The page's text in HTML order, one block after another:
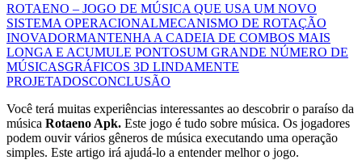
ROTAENO – JOGO DE MÚSICA QUE USA UM NOVO
SISTEMA OPERACIONALMECANISMO DE ROTAÇÃO
INOVADORMANTENHA A CADEIA DE COMBOS MAIS
LONGA E ACUMULE PONTOSUM GRANDE NÚMERO DE
MÚSICASGRÁFICOS 3D LINDAMENTE
PROJETADOSCONCLUSÃO
Você terá muitas experiências interessantes ao descobrir o paraíso da
música Rotaeno Apk. Este jogo é tudo sobre música. Os jogadores
podem ouvir vários gêneros de música executando uma operação
simples. Este artigo irá ajudá-lo a entender melhor o jogo.